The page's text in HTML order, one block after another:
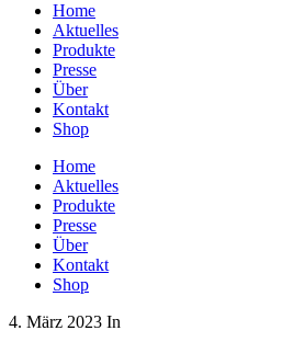
Home
Aktuelles
Produkte
Presse
Über
Kontakt
Shop
Home
Aktuelles
Produkte
Presse
Über
Kontakt
Shop
4. März 2023 In